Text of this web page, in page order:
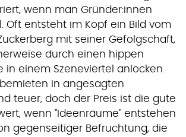
wenn man Gründer:innen
Oft entsteht im Kopf ein Bild vom
mit seiner Gefolgschaft,
durch einen hippen
in einem Szeneviertel anlocken
in angesagten
teuer, doch der Preis ist die gute
wenn "Ideenräume" entstehen
gegenseitiger Befruchtung, die